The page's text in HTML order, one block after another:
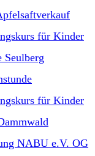
für Kinder
Seulberg
für Kinder
NABU e.V. OG